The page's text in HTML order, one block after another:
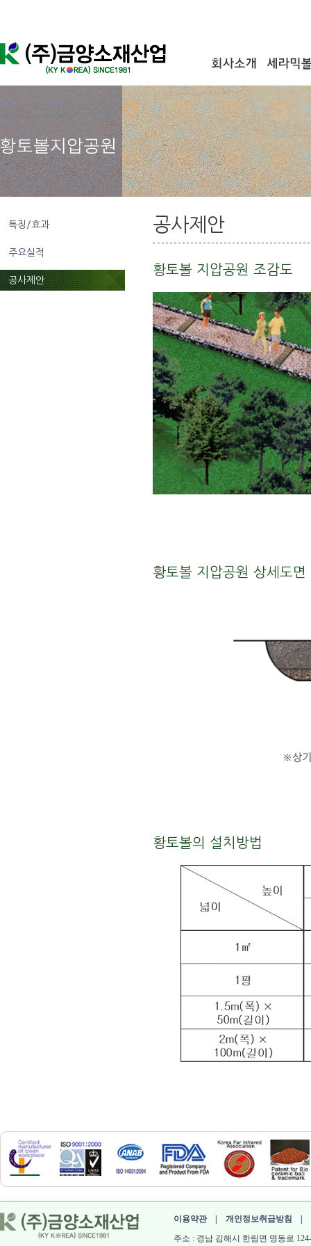
특징/효과
주요실적
공사제안
공사제안
황토볼 지압공원 조감도
황토볼 지압공원 상세도면
황토볼의 설치방법
이용약관| 개인정보취급방침
주소 : 경남 김해시 한림면 명동로